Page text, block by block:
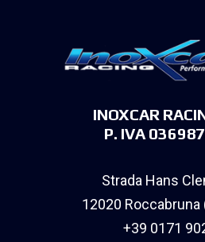
INOXCAR
P. IVA
Strada Hans
12020 Roccabruna
+39 0171